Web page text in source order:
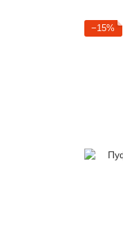
−15%